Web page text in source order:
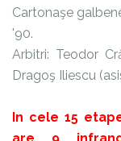
Cartonaşe
'90.
Arbitri: Teodor
Dragoş Iliescu
In cele 15
are 9